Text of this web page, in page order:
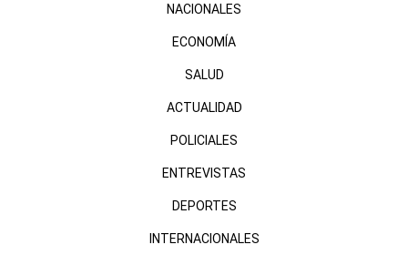
NACIONALES
ECONOMÍA
SALUD
ACTUALIDAD
POLICIALES
ENTREVISTAS
DEPORTES
INTERNACIONALES